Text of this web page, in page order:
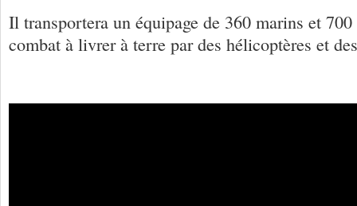
Il transportera un équipage de 360 ​​marins et
combat à livrer à terre par des hélicoptères et